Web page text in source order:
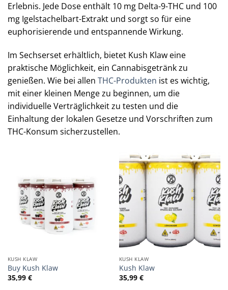
Erlebnis. Jede Dose enthält 10 mg Delta-9-THC und 100
mg Igelstachelbart-Extrakt und sorgt so für eine
euphorisierende und entspannende Wirkung.
Im Sechserset erhältlich, bietet Kush Klaw eine
praktische Möglichkeit, ein Cannabisgetränk zu
genießen. Wie bei allen THC-Produkten ist es wichtig,
mit einer kleinen Menge zu beginnen, um die
individuelle Verträglichkeit zu testen und die
Einhaltung der lokalen Gesetze und Vorschriften zum
THC-Konsum sicherzustellen.
KUSH KLAW
Buy Kush Klaw
35,99 €
KUSH KLAW
Kush Klaw
35,99 €